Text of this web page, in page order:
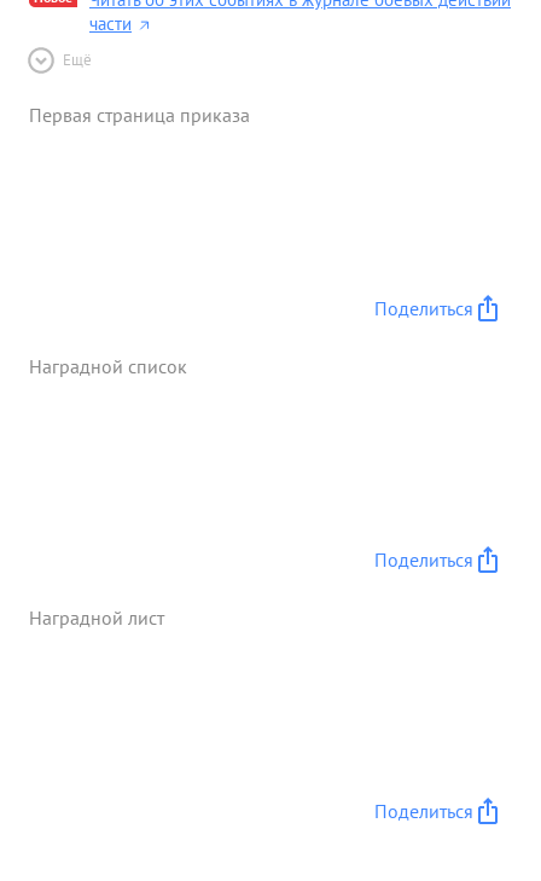
части
Ещё
Первая страница приказа
Поделиться
Наградной список
Поделиться
Наградной лист
Поделиться